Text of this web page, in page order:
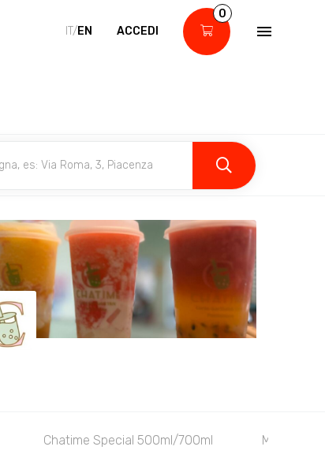
IT/EN ACCEDI
0
Chatime Special 500ml/700ml Mogu